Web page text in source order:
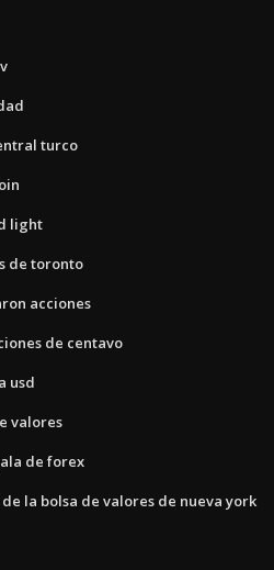
turco
light
de toronto
acciones
de centavo
usd
valores
de forex
la bolsa de valores de nueva york